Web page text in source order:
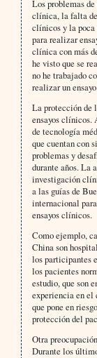
Los problemas
clínica, la falta de
clínicos y la poca
para realizar
clínica con más
he visto que se
no he trabajado
realizar un
La protección de
ensayos clínicos.
de tecnología
que cuentan con
problemas y
durante años. La
investigación
a las guías de
internacional
ensayos clínicos.
Como ejemplo,
China son
los participantes
los pacientes
estudio, que son
experiencia en
que pone en
protección del
Otra
Durante los